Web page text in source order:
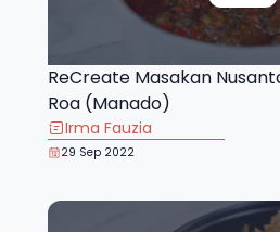
ReCreate Masakan
Roa (Manado)
Irma Fauzia
29 Sep 2022